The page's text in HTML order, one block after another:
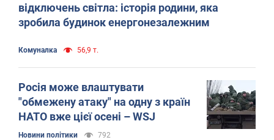
відключень світла: історія родини, яка
зробила будинок енергонезалежним
Комуналка 56,9 т.
Росія може влаштувати
"обмежену атаку" на одну з країн
НАТО вже цієї осені – WSJ
Новини політики 792